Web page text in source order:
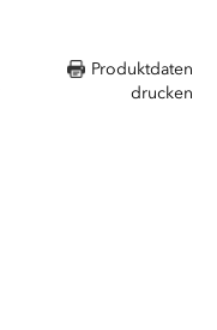
Produktdaten
drucken